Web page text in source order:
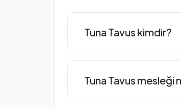
Tuna Tavus kimdir?
isimleri arasında yer
içerik üreticisi olarak
Tuna Tavus mesleği